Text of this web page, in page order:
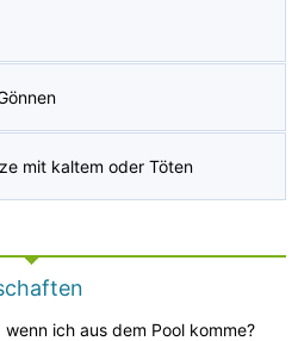
mit kaltem oder Töten
ich aus dem Pool komme?